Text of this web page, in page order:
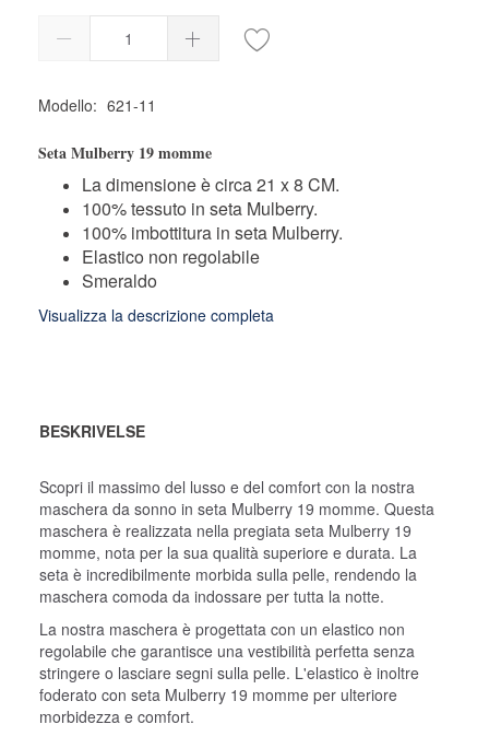
Modello: 621-11
Seta Mulberry 19 momme
La dimensione è circa 21 x 8 CM.
100% tessuto in seta Mulberry.
100% imbottitura in seta Mulberry.
Elastico non regolabile
Smeraldo
Visualizza la descrizione completa
BESKRIVELSE
Scopri il massimo del lusso e del comfort con la nostra
maschera da sonno in seta Mulberry 19 momme. Questa
maschera è realizzata nella pregiata seta Mulberry 19
momme, nota per la sua qualità superiore e durata. La
seta è incredibilmente morbida sulla pelle, rendendo la
maschera comoda da indossare per tutta la notte.
La nostra maschera è progettata con un elastico non
regolabile che garantisce una vestibilità perfetta senza
stringere o lasciare segni sulla pelle. L'elastico è inoltre
foderato con seta Mulberry 19 momme per ulteriore
morbidezza e comfort.